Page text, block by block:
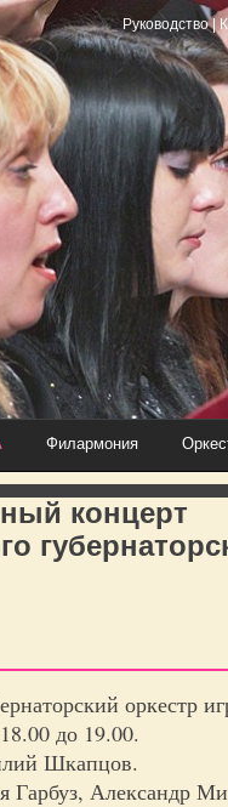
Руководство|
Филармония
концерт
оркестр
до 19.00.
Шкапцов.
Александр